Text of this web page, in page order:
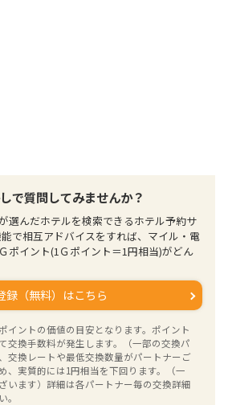
で質問してみませんか？
選んだホテルを検索できるホテル予約サ
で相互アドバイスをすれば、マイル・電
ポイント(1Ｇポイント＝1円相当)がどん
録（無料）はこちら
イントの価値の目安となります。ポイント
交換手数料が発生します。（一部の交換パ
交換レートや最低交換数量がパートナーご
、実質的には1円相当を下回ります。（一
います）詳細は各パートナー毎の交換詳細
。